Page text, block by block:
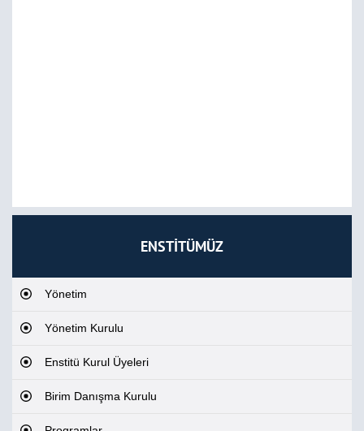
ENSTİTÜMÜZ
Yönetim
Yönetim Kurulu
Enstitü Kurul Üyeleri
Birim Danışma Kurulu